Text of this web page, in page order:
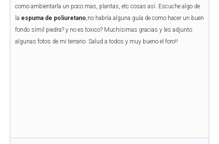
como ambientarla un poco mas, plantas, etc cosas así. Escuche algo de
la espuma de poliuretano,no habría alguna guía de como hacer un buen
fondo símil piedra? y no es toxico? Muchísimas gracias y les adjunto
algunas fotos de mi terrario. Salud a todos y muy bueno el foro!!